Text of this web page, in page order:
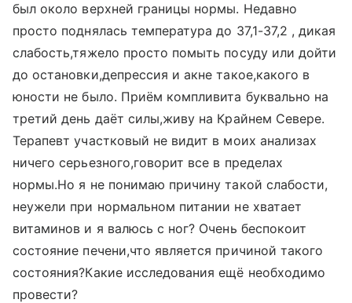
был около верхней границы нормы. Недавно
просто поднялась температура до 37,1-37,2 , дикая
слабость,тяжело просто помыть посуду или дойти
до остановки,депрессия и акне такое,какого в
юности не было. Приём компливита буквально на
третий день даёт силы,живу на Крайнем Севере.
Терапевт участковый не видит в моих анализах
ничего серьезного,говорит все в пределах
нормы.Но я не понимаю причину такой слабости,
неужели при нормальном питании не хватает
витаминов и я валюсь с ног? Очень беспокоит
состояние печени,что является причиной такого
состояния?Какие исследования ещё необходимо
провести?